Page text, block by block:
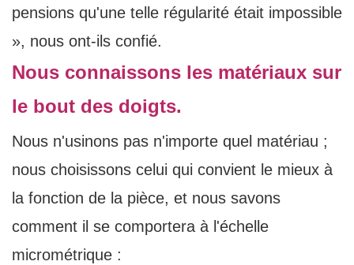
pensions qu'une telle régularité était impossible
», nous ont-ils confié.
Nous connaissons les matériaux sur
le bout des doigts.
Nous n'usinons pas n'importe quel matériau ;
nous choisissons celui qui convient le mieux à
la fonction de la pièce, et nous savons
comment il se comportera à l'échelle
micrométrique :